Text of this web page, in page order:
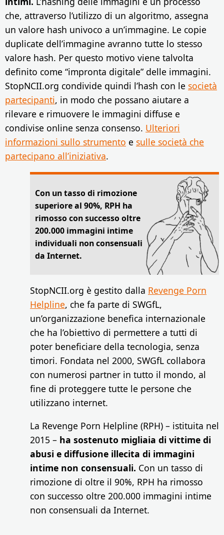
che, attraverso l’utilizzo di un algoritmo, assegna
un valore hash univoco a un’immagine. Le copie
duplicate dell’immagine avranno tutte lo stesso
valore hash. Per questo motivo viene talvolta
definito come “impronta digitale” delle immagini.
StopNCII.org condivide quindi l’hash con le società
partecipanti, in modo che possano aiutare a
rilevare e rimuovere le immagini diffuse e
condivise online senza consenso. Ulteriori
informazioni sullo strumento e sulle società che
partecipano all’iniziativa.
Con un tasso di rimozione
superiore al 90%, RPH ha
rimosso con successo oltre
200.000 immagini intime
individuali non consensuali
da Internet.
StopNCII.org è gestito dalla Revenge Porn
Helpline, che fa parte di SWGfL,
un’organizzazione benefica internazionale
che ha l’obiettivo di permettere a tutti di
poter beneficiare della tecnologia, senza
timori. Fondata nel 2000, SWGfL collabora
con numerosi partner in tutto il mondo, al
fine di proteggere tutte le persone che
utilizzano internet.
La Revenge Porn Helpline (RPH) – istituita nel
2015 – ha sostenuto migliaia di vittime di
abusi e diffusione illecita di immagini
intime non consensuali. Con un tasso di
rimozione di oltre il 90%, RPH ha rimosso
con successo oltre 200.000 immagini intime
non consensuali da Internet.